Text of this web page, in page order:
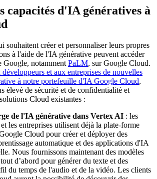
capacités d'IA génératives à
souhaitent créer et personnaliser leurs propres
à l'aide de l'IA générative peuvent accéder
Google, notamment PaLM, sur Google Cloud.
et aux entreprises de nouvelles
à notre portefeuille d'IA Google Cloud,
élevé de sécurité et de confidentialité et
Cloud existantes :
de l'IA générative dans Vertex AI : les
les entreprises utilisent déjà la plate-forme
Cloud pour créer et déployer des
automatique et des applications d'IA
Nous fournissons maintenant des modèles
d’abord pour générer du texte et des
du temps de l'audio et de la vidéo. Les clients